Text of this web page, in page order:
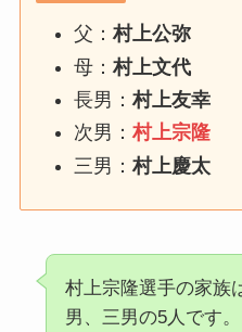
父：村上公弥
母：村上文代
長男：村上友幸
次男：村上宗隆
三男：村上慶太
村上宗隆選手の家族
男、三男の5人です。